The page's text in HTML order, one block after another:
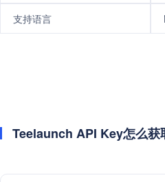
支持语言
Teelaunch API Key怎么获